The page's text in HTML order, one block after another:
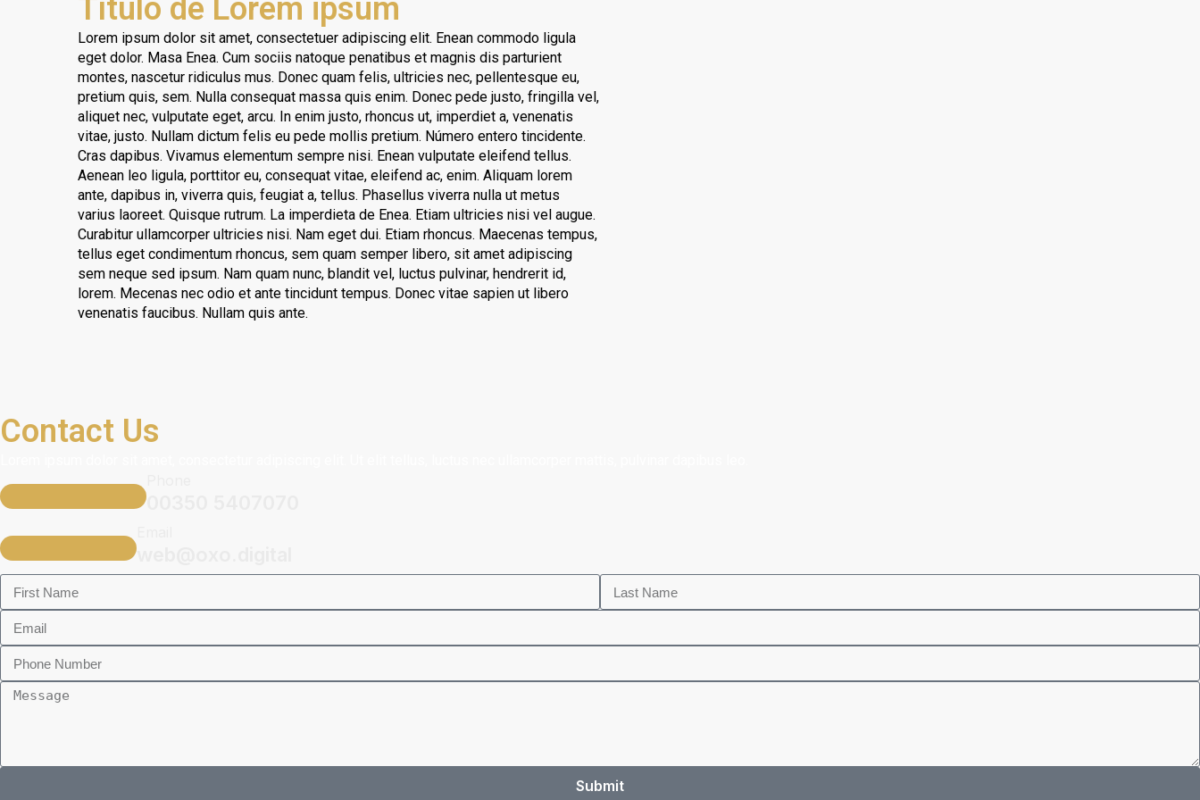
Título de Lorem ipsum
Lorem ipsum dolor sit amet, consectetuer adipiscing elit. Enean commodo ligula
eget dolor. Masa Enea. Cum sociis natoque penatibus et magnis dis parturient
montes, nascetur ridiculus mus. Donec quam felis, ultricies nec, pellentesque eu,
pretium quis, sem. Nulla consequat massa quis enim. Donec pede justo, fringilla vel,
aliquet nec, vulputate eget, arcu. In enim justo, rhoncus ut, imperdiet a, venenatis
vitae, justo. Nullam dictum felis eu pede mollis pretium. Número entero tincidente.
Cras dapibus. Vivamus elementum sempre nisi. Enean vulputate eleifend tellus.
Aenean leo ligula, porttitor eu, consequat vitae, eleifend ac, enim. Aliquam lorem
ante, dapibus in, viverra quis, feugiat a, tellus. Phasellus viverra nulla ut metus
varius laoreet. Quisque rutrum. La imperdieta de Enea. Etiam ultricies nisi vel augue.
Curabitur ullamcorper ultricies nisi. Nam eget dui. Etiam rhoncus. Maecenas tempus,
tellus eget condimentum rhoncus, sem quam semper libero, sit amet adipiscing
sem neque sed ipsum. Nam quam nunc, blandit vel, luctus pulvinar, hendrerit id,
lorem. Mecenas nec odio et ante tincidunt tempus. Donec vitae sapien ut libero
venenatis faucibus. Nullam quis ante.
Contact Us
Submit